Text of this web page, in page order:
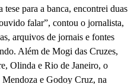
tese para a banca, encontrei duas
falar”, contou o jornalista,
arquivos de jornais e fontes
Além de Mogi das Cruzes,
Olinda e Rio de Janeiro, o
e Godoy Cruz, na